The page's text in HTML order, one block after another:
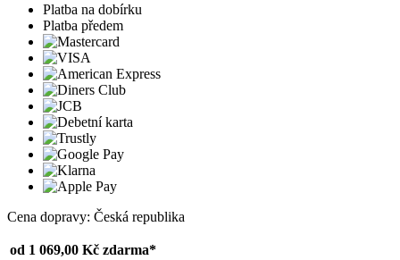
Platba na dobírku
Platba předem
Cena dopravy: Česká republika
od 1 069,00 Kč zdarma*